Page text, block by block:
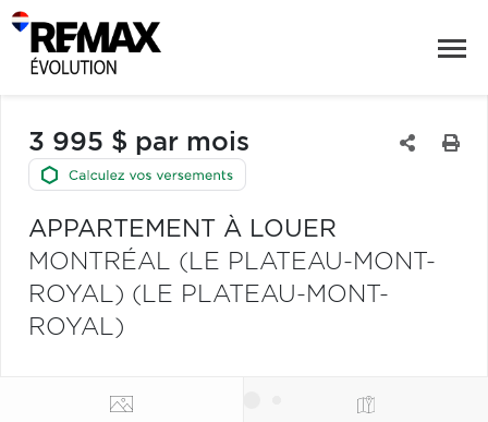
3 995 $ par mois
APPARTEMENT À LOUER
MONTRÉAL (LE PLATEAU-MONT-
ROYAL) (LE PLATEAU-MONT-
ROYAL)